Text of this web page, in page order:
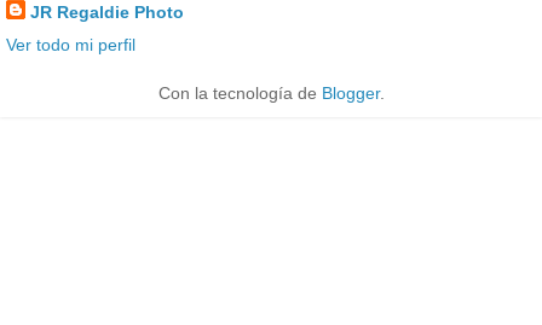
JR Regaldie Photo
Ver todo mi perfil
Con la tecnología de Blogger.